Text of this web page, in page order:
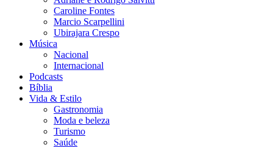
Caroline Fontes
Marcio Scarpellini
Ubirajara Crespo
Música
Nacional
Internacional
Podcasts
Bíblia
Vida & Estilo
Gastronomia
Moda e beleza
Turismo
Saúde